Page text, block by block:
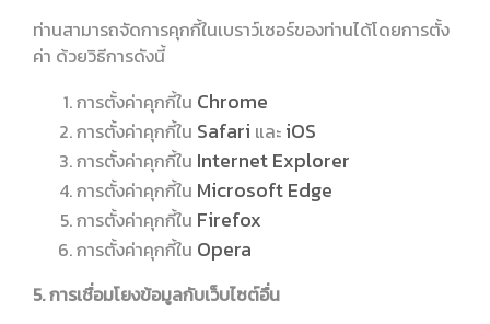
ท่านสามารถจัดการคุกกี้ในเบราว์เซอร์ของท่านได้โดยการตั้ง
ค่า ด้วยวิธีการดังนี้
การตั้งค่าคุกกี้ใน Chrome
การตั้งค่าคุกกี้ใน Safari และ iOS
การตั้งค่าคุกกี้ใน Internet Explorer
การตั้งค่าคุกกี้ใน Microsoft Edge
การตั้งค่าคุกกี้ใน Firefox
การตั้งค่าคุกกี้ใน Opera
5. การเชื่อมโยงข้อมูลกับเว็บไซต์อื่น